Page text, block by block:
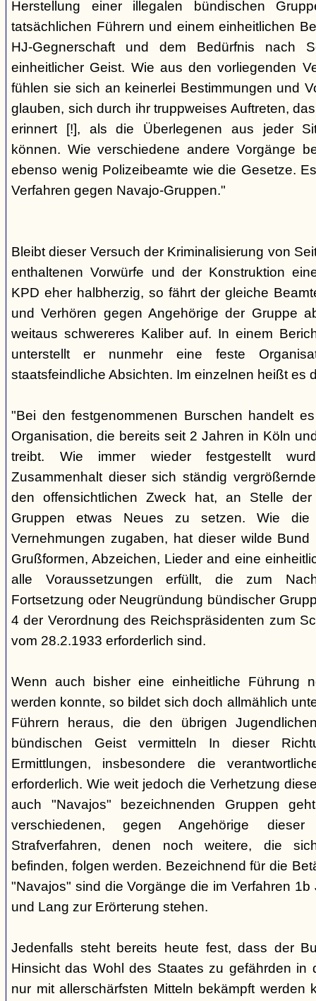
Herstellung einer illegalen bündischen
tatsächlichen Führern und einem einheitlichen
HJ-Gegnerschaft und dem Bedürfnis nach
einheitlicher Geist. Wie aus den vorliegenden
fühlen sie sich an keinerlei Bestimmungen und
glauben, sich durch ihr truppweises Auftreten,
erinnert [!], als die Überlegenen aus jeder
können. Wie verschiedene andere Vorgänge
ebenso wenig Polizeibeamte wie die Gesetze.
Verfahren gegen Navajo-Gruppen."
Bleibt dieser Versuch der Kriminalisierung von
enthaltenen Vorwürfe und der Konstruktion
KPD eher halbherzig, so fährt der gleiche
und Verhören gegen Angehörige der Gruppe
weitaus schwereres Kaliber auf. In einem
unterstellt er nunmehr eine feste
staatsfeindliche Absichten. Im einzelnen heißt es
"Bei den festgenommenen Burschen handelt
Organisation, die bereits seit 2 Jahren in Köln
treibt. Wie immer wieder festgestellt
Zusammenhalt dieser sich ständig
den offensichtlichen Zweck hat, an Stelle der
Gruppen etwas Neues zu setzen. Wie die
Vernehmungen zugaben, hat dieser wilde
Grußformen, Abzeichen, Lieder and eine
alle Voraussetzungen erfüllt, die zum
Fortsetzung oder Neugründung bündischer
4 der Verordnung des Reichspräsidenten zum
vom 28.2.1933 erforderlich sind.
Wenn auch bisher eine einheitliche Führung
werden konnte, so bildet sich doch allmählich
Führern heraus, die den übrigen
bündischen Geist vermitteln In dieser
Ermittlungen, insbesondere die
erforderlich. Wie weit jedoch die Verhetzung
auch "Navajos" bezeichnenden Gruppen
verschiedenen, gegen Angehörige dieser
Strafverfahren, denen noch weitere, die
befinden, folgen werden. Bezeichnend für die
"Navajos" sind die Vorgänge die im Verfahren
und Lang zur Erörterung stehen.
Jedenfalls steht bereits heute fest, dass der
Hinsicht das Wohl des Staates zu gefährden in
nur mit allerschärfsten Mitteln bekämpft werden